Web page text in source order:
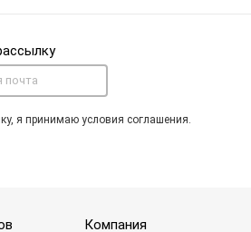
я принимаю условия соглашения.
Компания